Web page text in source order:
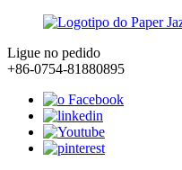
Ligue no pedido
+86-0754-81880895